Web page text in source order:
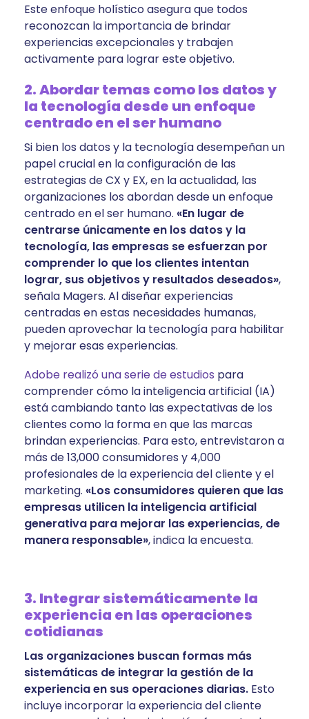
Este enfoque holístico asegura que todos
reconozcan la importancia de brindar
experiencias excepcionales y trabajen
activamente para lograr este objetivo.
2. Abordar temas como los datos y
la tecnología desde un enfoque
centrado en el ser humano
Si bien los datos y la tecnología desempeñan un
papel crucial en la configuración de las
estrategias de CX y EX, en la actualidad, las
organizaciones los abordan desde un enfoque
centrado en el ser humano. «En lugar de
centrarse únicamente en los datos y la
tecnología, las empresas se esfuerzan por
comprender lo que los clientes intentan
lograr, sus objetivos y resultados deseados»,
señala Magers. Al diseñar experiencias
centradas en estas necesidades humanas,
pueden aprovechar la tecnología para habilitar
y mejorar esas experiencias.
Adobe realizó una serie de estudios para
comprender cómo la inteligencia artificial (IA)
está cambiando tanto las expectativas de los
clientes como la forma en que las marcas
brindan experiencias. Para esto, entrevistaron a
más de 13,000 consumidores y 4,000
profesionales de la experiencia del cliente y el
marketing. «Los consumidores quieren que las
empresas utilicen la inteligencia artificial
generativa para mejorar las experiencias, de
manera responsable», indica la encuesta.
3. Integrar sistemáticamente la
experiencia en las operaciones
cotidianas
Las organizaciones buscan formas más
sistemáticas de integrar la gestión de la
experiencia en sus operaciones diarias. Esto
incluye incorporar la experiencia del cliente